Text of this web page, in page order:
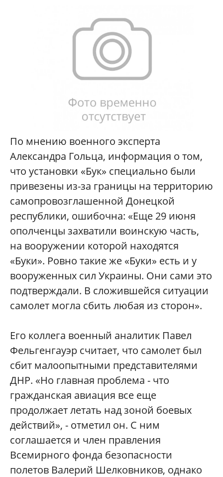
По мнению военного эксперта
Александра Гольца, информация о том,
что установки «Бук» специально были
привезены из-за границы на территорию
самопровозглашенной Донецкой
республики, ошибочна: «Еще 29 июня
ополченцы захватили воинскую часть,
на вооружении которой находятся
«Буки». Ровно такие же «Буки» есть и у
вооруженных сил Украины. Они сами это
подтверждали. В сложившейся ситуации
самолет могла сбить любая из сторон».
Его коллега военный аналитик Павел
Фельгенгауэр считает, что самолет был
сбит малоопытными представителями
ДНР. «Но главная проблема - что
гражданская авиация все еще
продолжает летать над зоной боевых
действий», - отметил он. С ним
соглашается и член правления
Всемирного фонда безопасности
полетов Валерий Шелковников, однако